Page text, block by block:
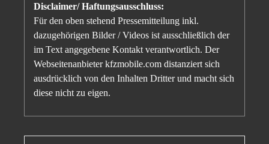
Disclaimer/ Haftungsausschluss:
Für den oben stehend Pressemitteilung inkl.
dazugehörigen Bilder / Videos ist ausschließlich der
im Text angegebene Kontakt verantwortlich. Der
Webseitenanbieter kfzmobile.com distanziert sich
ausdrücklich von den Inhalten Dritter und macht sich
diese nicht zu eigen.